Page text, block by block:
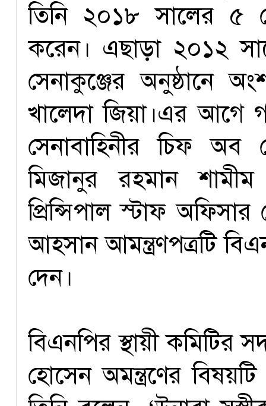
তিনি ২০১৮ সালের ৫
করেন। এছাড়া ২০১২
সেনাকুঞ্জের অনুষ্ঠানে
খালেদা জিয়া।এর আগে
সেনাবাহিনীর চিফ অব
মিজানুর রহমান শামীম
প্রিন্সিপাল স্টাফ
আহসান আমন্ত্রণপত্রটি
দেন।
বিএনপির স্থায়ী
হোসেন অমন্ত্রণের